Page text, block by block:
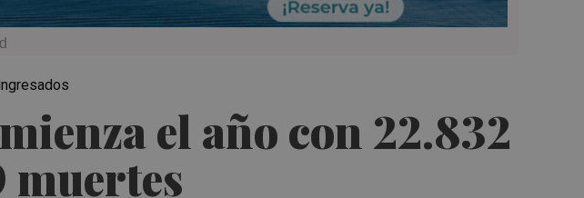
el año con 22.832
muertes